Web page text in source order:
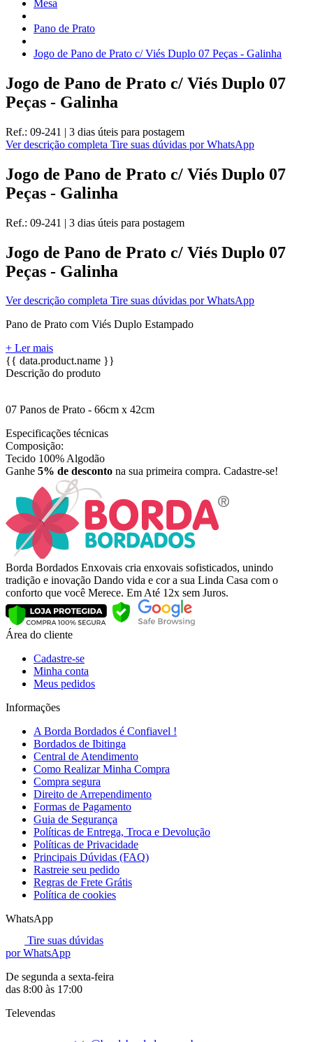
Mesa
Pano de Prato
Jogo de Pano de Prato c/ Viés Duplo 07 Peças - Galinha
Jogo de Pano de Prato c/ Viés Duplo 07
Peças - Galinha
Ref.: 09-241 | 3 dias úteis para postagem
Ver descrição completa Tire suas dúvidas por WhatsApp
Jogo de Pano de Prato c/ Viés Duplo 07
Peças - Galinha
Ref.: 09-241 | 3 dias úteis para postagem
Jogo de Pano de Prato c/ Viés Duplo 07
Peças - Galinha
Ver descrição completa Tire suas dúvidas por WhatsApp
Pano de Prato com Viés Duplo Estampado
+ Ler mais
{{ data.product.name }}
Descrição do produto
07 Panos de Prato - 66cm x 42cm
Especificações técnicas
Composição:
Tecido 100% Algodão
Ganhe 5% de desconto na sua primeira compra. Cadastre-se!
Borda Bordados Enxovais cria enxovais sofisticados, unindo
tradição e inovação Dando vida e cor a sua Linda Casa com o
conforto que você Merece. Em Até 12x sem Juros.
Área do cliente
Cadastre-se
Minha conta
Meus pedidos
Informações
A Borda Bordados é Confiavel !
Bordados de Ibitinga
Central de Atendimento
Como Realizar Minha Compra
Compra segura
Direito de Arrependimento
Formas de Pagamento
Guia de Segurança
Políticas de Entrega, Troca e Devolução
Políticas de Privacidade
Principais Dúvidas (FAQ)
Rastreie seu pedido
Regras de Frete Grátis
Política de cookies
WhatsApp
Tire suas dúvidas
por WhatsApp
De segunda a sexta-feira
das 8:00 às 17:00
Televendas